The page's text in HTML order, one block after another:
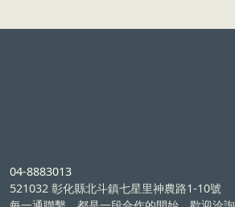
04-8883013
521032 彰化縣北斗鎮七星里神農路1-10號